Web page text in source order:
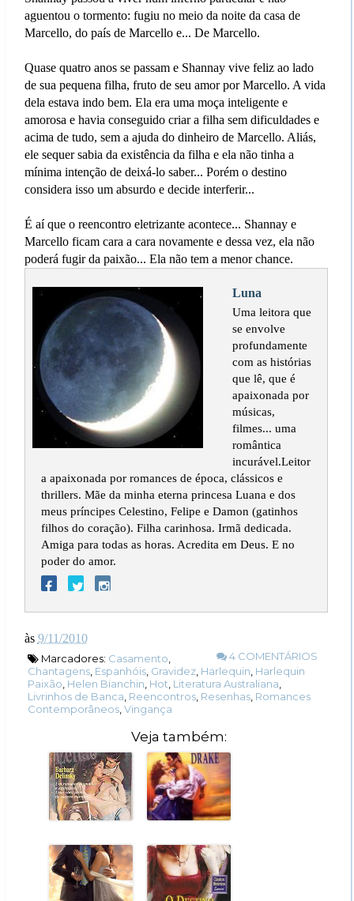
aguentou o tormento: fugiu no meio da noite da casa de
Marcello, do país de Marcello e... De Marcello.
Quase quatro anos se passam e Shannay vive feliz ao lado
de sua pequena filha, fruto de seu amor por Marcello. A vida
dela estava indo bem. Ela era uma moça inteligente e
amorosa e havia conseguido criar a filha sem dificuldades e
acima de tudo, sem a ajuda do dinheiro de Marcello. Aliás,
ele sequer sabia da existência da filha e ela não tinha a
mínima intenção de deixá-lo saber... Porém o destino
considera isso um absurdo e decide interferir...
É aí que o reencontro eletrizante acontece... Shannay e
Marcello ficam cara a cara novamente e dessa vez, ela não
poderá fugir da paixão... Ela não tem a menor chance.
Luna
Uma leitora que
se envolve
profundamente
com as histórias
que lê, que é
apaixonada por
músicas,
filmes... uma
romântica
incurável.Leitor
a apaixonada por romances de época, clássicos e
thrillers. Mãe da minha eterna princesa Luana e dos
meus príncipes Celestino, Felipe e Damon (gatinhos
filhos do coração). Filha carinhosa. Irmã dedicada.
Amiga para todas as horas. Acredita em Deus. E no
poder do amor.
às 9/11/2010
4 COMENTÁRIOS
Marcadores: Casamento
Chantagens, Espanhóis, Gravidez, Harlequin Harlequin
Paixão Helen Bianchin Hot Literatura Australiana
Livrinhos de Banca Reencontros, Resenhas, Romances
Contemporâneos, Vingança
Veja também: